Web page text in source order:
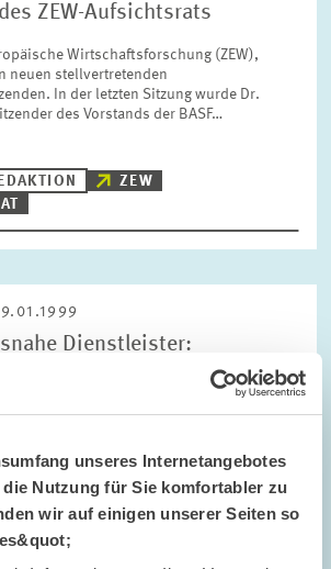
unseres Internetangebotes
Nutzung für Sie komfortabler zu
wir auf einigen unserer Seiten so
ZEW-Aufsichtsrats
Wirtschaftsforschung (ZEW),
neuen stellvertretenden
In der letzten Sitzung wurde Dr.
des Vorstands der BASF…
ZEW
Dienstleister:
Abschwächung in Sicht?
hat sich die konjunkturelle Lage bei
1998 wurde die Geschäftslage als
dem…
DIENSTLEISTER